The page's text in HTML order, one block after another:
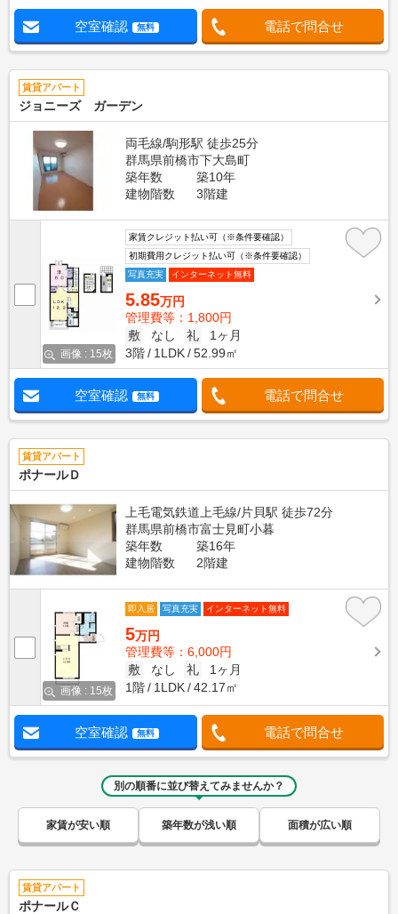
空室確認 無料 電話で問合せ
賃貸アパート
ジョニーズ ガーデン
両毛線/駒形駅 徒歩25分
群馬県前橋市下大島町
築年数
築10年
建物階数
3階建
画像 : 15枚
家賃クレジット払い可（※条件要確認）
初期費用クレジット払い可（※条件要確認）
写真充実
インターネット無料
5.85万円
管理費等：1,800円
敷
なし 礼
1ヶ月
3階
1LDK 52.99㎡
空室確認 無料 電話で問合せ
賃貸アパート
ポナールＤ
上毛電気鉄道上毛線/片貝駅 徒歩72分
群馬県前橋市富士見町小暮
築年数
築16年
建物階数
2階建
画像 : 15枚
即入居 写真充実 インターネット無料
5万円
管理費等：6,000円
敷
なし 礼
1ヶ月
1階
1LDK 42.17㎡
空室確認 無料 電話で問合せ
別の順番に並び替えてみませんか？
家賃が安い順 築年数が浅い順 面積が広い順
賃貸アパート
ポナールＣ